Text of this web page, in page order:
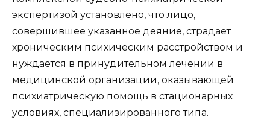
экспертизой установлено, что лицо,
совершившее указанное деяние, страдает
хроническим психическим расстройством и
нуждается в принудительном лечении в
медицинской организации, оказывающей
психиатрическую помощь в стационарных
условиях, специализированного типа.